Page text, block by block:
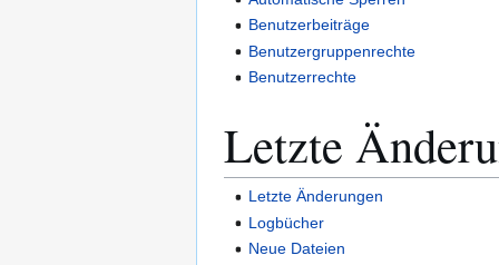
Benutzerbeiträge
Benutzergruppenrechte
Benutzerrechte
Letzte
Letzte Änderungen
Logbücher
Neue Dateien